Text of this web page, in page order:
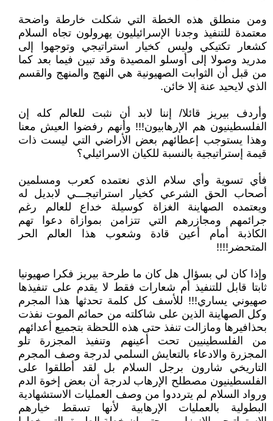
ومن منطلق هذه الخطة التي شكلت خارطة واضحة
معتمدة للتنفيذ وجدنا الإسرائيليون يهرولون تجاه السلام
كشعار تكتيكي وليس كخيار استراتيجي وتوجهوا إلى
مدريد وصولا إلى أوسلو المصيدة وقد تبين فيما بعد كما
من قبل أن الثوابت الصهيونية هي النهج والمنهج والقسم
الذي لايحيد عنة إلا خائن.
وأردف بيريز قائلا/ إننا لابد أن نثبت للعالم كله إن
الفلسطينيون هم الإرهابيون!!! وأنهم رفضوا العيش معنا
وهذا يستوجب إعطائهم بعض الأراضي التي ليست ذات
قيمة إستراتيجية بالنسبة للكيان الاسرائيلي؟
فأي تسوية وأي سلام الذي نعتمده كعرب ومسلمين
أصحاب الحق الشرعي كخيار استراتيجـــي لابديل له
ويعتمده الصهاينة الغزاة كوسيلة خداع للعالم رغم
جرائمهم ومجازرهم التي تتزامن بموازاة دعوا تهم
الكاذبة أمام أعين قادة وشعوب هذا العالم الحر
المتحضر!!!!
وإذا كان لي بسؤال هل كان ما طرحة بيريز فكرا صهيونيا
ثابتا قابل للتنفيذ أم شعارات فقط لا يقدم على تنفيذها
صهيوني يساري!!! للأسف كل كلمة تحدثها هذا المجرم
وكل الصهاينة الذين على شاكلته من حمائم الموت نفذت
بحذافيرها ومازالت تنفذ حتى هذه اللحظة بتجميع أعدائهم
من الفلسطينيين تحت أعينهم وتنفيذ المجزرة تلو
المجزرة والادعاء بالتعايش السلمي لدرجة وصف المجرم
التاريخي شارون برجل السلام بل لقد أطلقوا على
الفلسطينيون مصطلح الإرهاب لدرجة أن بعض إخوة الدم
ورواد السلام لم يترددوا من وصف العمليات الاستشهادية
البطولية بالعمليات الإرهابية لأنها تسقط خيارهم